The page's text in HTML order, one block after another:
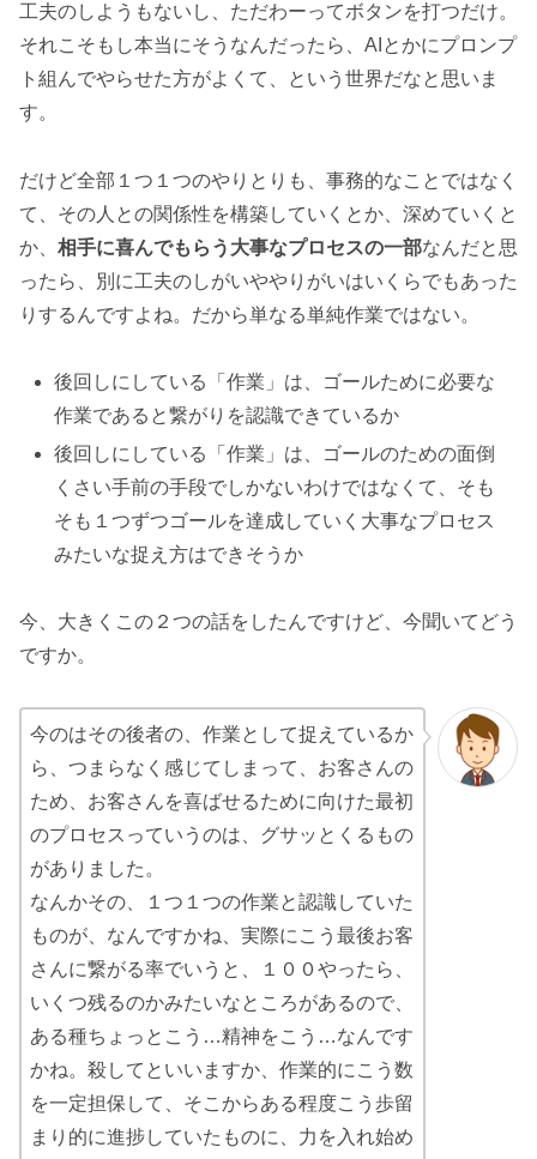
工夫のしようもないし、ただわーってボタンを打つだけ。
それこそもし本当にそうなんだったら、AIとかにプロンプ
ト組んでやらせた方がよくて、という世界だなと思いま
す。
だけど全部１つ１つのやりとりも、事務的なことではなく
て、その人との関係性を構築していくとか、深めていくと
か、 相手に喜んでもらう大事なプロセスの一部なんだと思
ったら、別に工夫のしがいややりがいはいくらでもあった
りするんですよね。だから単なる単純作業ではない。
後回しにしている「作業」は、ゴールために必要な
作業であると繋がりを認識できているか
後回しにしている「作業」は、ゴールのための面倒
くさい手前の手段でしかないわけではなくて、そも
そも１つずつゴールを達成していく大事なプロセス
みたいな捉え方はできそうか
今、大きくこの２つの話をしたんですけど、今聞いてどう
ですか。
今のはその後者の、作業として捉えているか
ら、つまらなく感じてしまって、お客さんの
ため、お客さんを喜ばせるために向けた最初
のプロセスっていうのは、グサッとくるもの
がありました。
なんかその、１つ１つの作業と認識していた
ものが、なんですかね、実際にこう最後お客
さんに繋がる率でいうと、１００やったら、
いくつ残るのかみたいなところがあるので、
ある種ちょっとこう…精神をこう…なんです
かね。殺してといいますか、作業的にこう数
を一定担保して、そこからある程度こう歩留
まり的に進捗していたものに、力を入れ始め